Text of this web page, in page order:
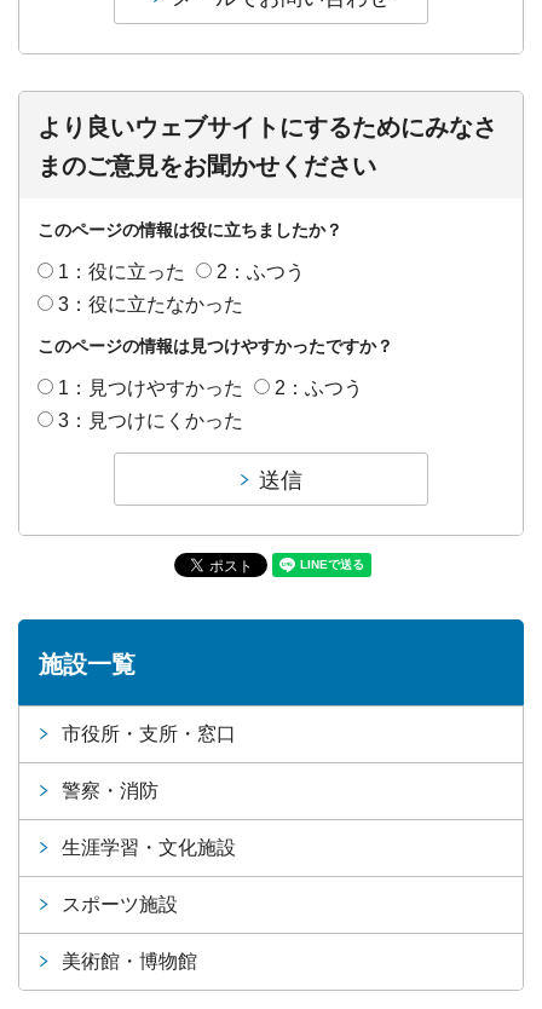
より良いウェブサイトにするためにみなさ
まのご意見をお聞かせください
このページの情報は役に立ちましたか？
1：役に立った
2：ふつう
3：役に立たなかった
このページの情報は見つけやすかったですか？
1：見つけやすかった
2：ふつう
3：見つけにくかった
施設一覧
市役所・支所・窓口
警察・消防
生涯学習・文化施設
スポーツ施設
美術館・博物館